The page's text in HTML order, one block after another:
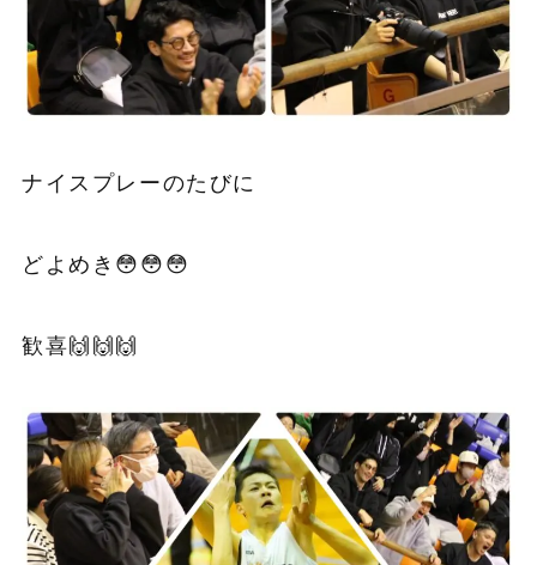
ナイスプレーのたびに
どよめき😳😳😳
歓喜🙌🙌🙌